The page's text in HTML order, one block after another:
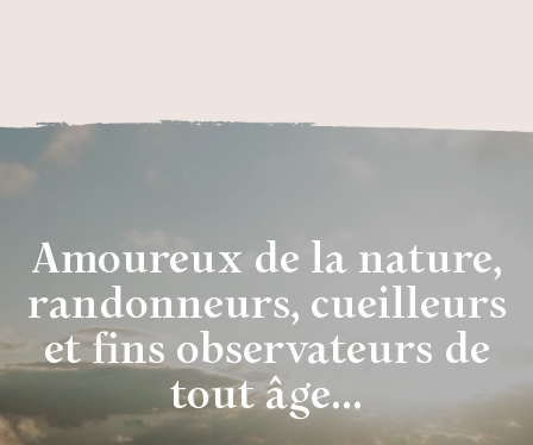
Amoureux de la nature,
randonneurs, cueilleurs
et fins observateurs de
tout âge...